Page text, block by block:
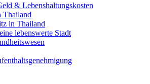
& Lebenshaltungskosten
Thailand
in Thailand
lebenswerte Stadt